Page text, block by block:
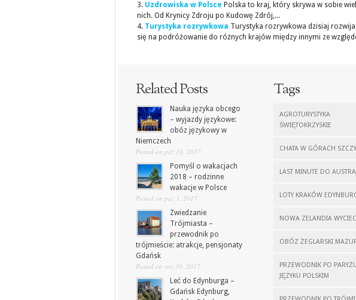
Uzdrowiska w Polsce Polska to kraj, który skrywa w sobie
nich. Od Krynicy Zdroju po Kudowę Zdrój,...
Turystyka rozrywkowa Turystyka rozrywkowa dzisiaj
się na podróżowanie do różnych krajów między innymi ze
Related Posts
Nauka języka obcego
– wyjazdy językowe:
obóz językowy w
Niemczech
Posted on paź 18, 2017
Pomyśl o wakacjach
2018 – rodzinne
wakacje w Polsce
Posted on paź 3, 2017
Zwiedzanie
Trójmiasta –
przewodnik po
trójmieście: atrakcje, pensjonaty
Gdańsk
Posted on wrz 30, 2017
Leć do Edynburga –
Gdańsk Edynburg,
Tags
AGROTURYSTYKA
ŚWIĘTOKRZYSKIE
CHATA W GÓRACH
LAST MINUTE DO
LOTY KRAKÓW
NOWA ZELANDIA
OBÓZ ŻEGLARSKI
PRZEWODNIK PO
JĘZYKU POLSKIM